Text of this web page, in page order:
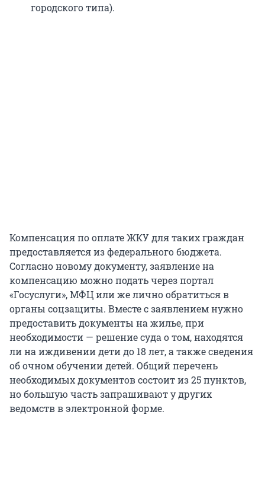
городского типа).
Компенсация по оплате ЖКУ для таких граждан
предоставляется из федерального бюджета.
Согласно новому документу, заявление на
компенсацию можно подать через портал
«Госуслуги», МФЦ или же лично обратиться в
органы соцзащиты. Вместе с заявлением нужно
предоставить документы на жилье, при
необходимости — решение суда о том, находятся
ли на иждивении дети до 18 лет, а также сведения
об очном обучении детей. Общий перечень
необходимых документов состоит из 25 пунктов,
но большую часть запрашивают у других
ведомств в электронной форме.